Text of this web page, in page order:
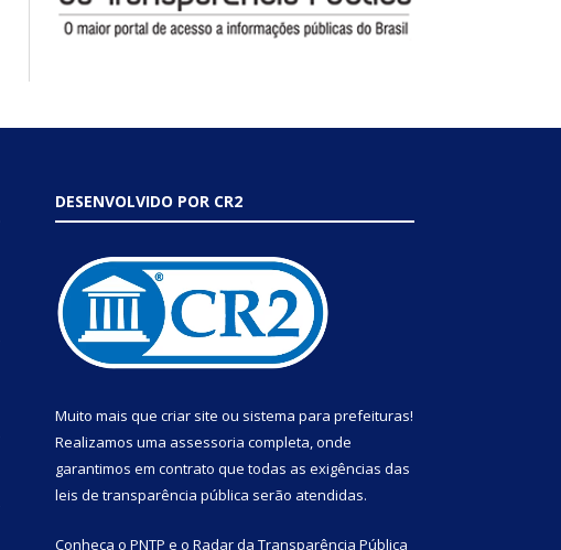
DESENVOLVIDO POR CR2
Muito mais que criar site ou sistema para prefeituras!
Realizamos uma assessoria completa, onde
garantimos em contrato que todas as exigências das
leis de transparência pública serão atendidas.
Conheça o PNTP e o Radar da Transparência Pública